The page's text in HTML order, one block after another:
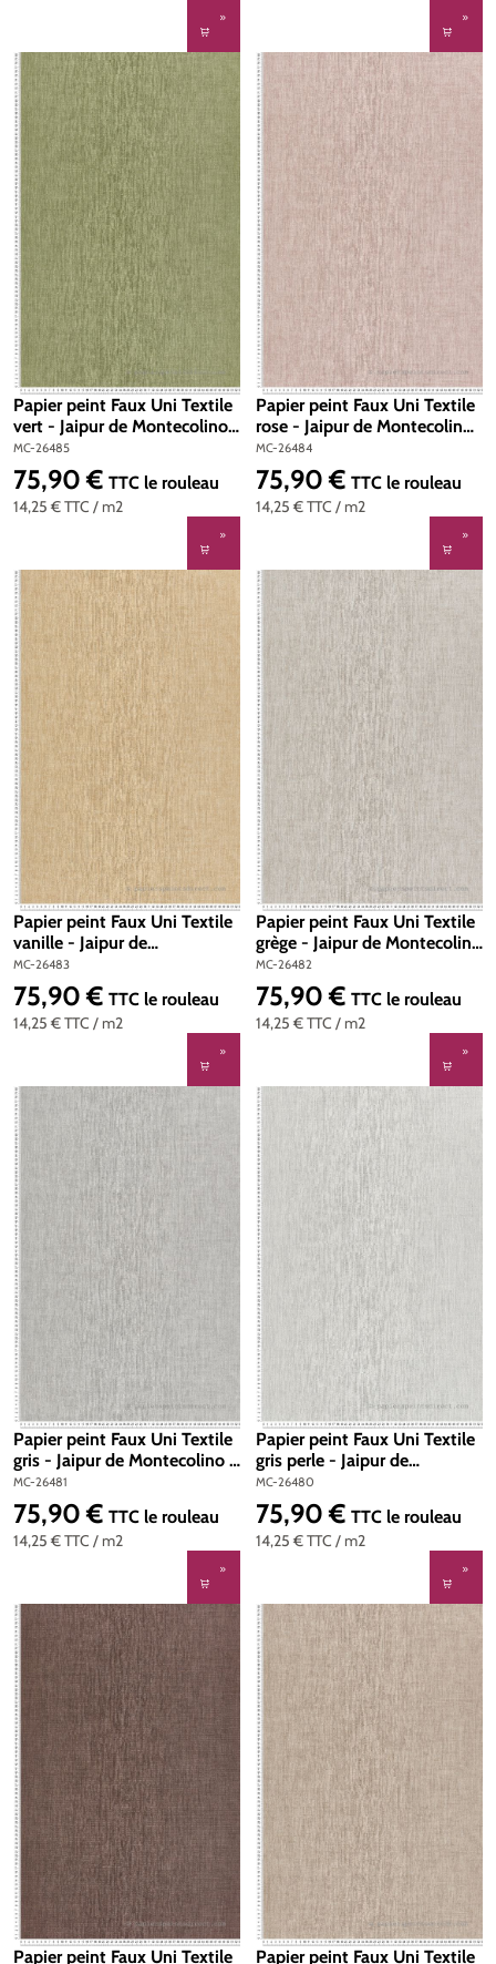
Papier peint Faux Uni Textile
vert - Jaipur de Montecolino |
Réf. MC-26485
MC-26485
14,25 €TTC / m2
Prix régulier :
75,90 € TTC le rouleau
Papier peint Faux Uni Textile
rose - Jaipur de Montecolino |
Réf. MC-26484
MC-26484
14,25 €TTC / m2
Prix régulier :
75,90 € TTC le rouleau
Papier peint Faux Uni Textile
vanille - Jaipur de
Montecolino | Réf. MC-26483
MC-26483
14,25 €TTC / m2
Prix régulier :
75,90 € TTC le rouleau
Papier peint Faux Uni Textile
grège - Jaipur de Montecolino
| Réf. MC-26482
MC-26482
14,25 €TTC / m2
Prix régulier :
75,90 € TTC le rouleau
Papier peint Faux Uni Textile
gris - Jaipur de Montecolino |
Réf. MC-26481
MC-26481
14,25 €TTC / m2
Prix régulier :
75,90 € TTC le rouleau
Papier peint Faux Uni Textile
gris perle - Jaipur de
Montecolino | Réf. MC-
26480
MC-26480
14,25 €TTC / m2
Prix régulier :
75,90 € TTC le rouleau
Papier peint Faux Uni Textile Papier peint Faux Uni Textile